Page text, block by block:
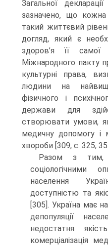
Загальної
зазначено, що
такий життєвий
догляд, який є
здоров’я її
Міжнародного пакту
культурні права,
людини на
фізичного і
держави для
створювати умови,
медичну допомогу і
хвороби [309, с. 325,
Разом з тим,
соціологічними
населення
доступністю та
[305]. Україна має
депопуляції
недостатня
комерціалізація